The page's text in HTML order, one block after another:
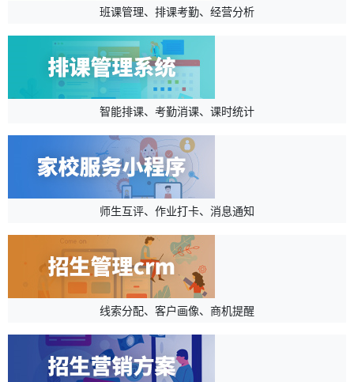
班课管理、排课考勤、经营分析
智能排课、考勤消课、课时统计
师生互评、作业打卡、消息通知
线索分配、客户画像、商机提醒